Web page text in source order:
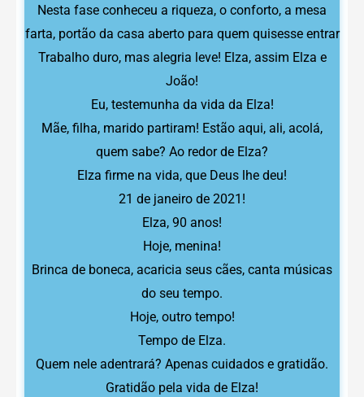
Nesta fase conheceu a riqueza, o conforto, a mesa
farta, portão da casa aberto para quem quisesse entrar
Trabalho duro, mas alegria leve! Elza, assim Elza e
João!
Eu, testemunha da vida da Elza!
Mãe, filha, marido partiram! Estão aqui, ali, acolá,
quem sabe? Ao redor de Elza?
Elza firme na vida, que Deus lhe deu!
21 de janeiro de 2021!
Elza, 90 anos!
Hoje, menina!
Brinca de boneca, acaricia seus cães, canta músicas
do seu tempo.
Hoje, outro tempo!
Tempo de Elza.
Quem nele adentrará? Apenas cuidados e gratidão.
Gratidão pela vida de Elza!